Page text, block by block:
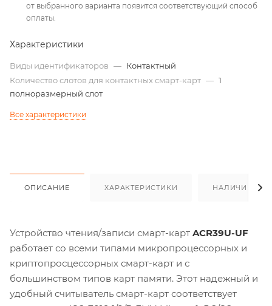
от выбранного варианта появится соответствующий способ
оплаты.
Характеристики
Виды идентификаторов — Контактный
Количество слотов для контактных смарт-карт — 1
полноразмерный слот
Все характеристики
ОПИСАНИЕ ХАРАКТЕРИСТИКИ НАЛИЧИЕ
Устройство чтения/записи смарт-карт ACR39U-UF
работает со всеми типами микропроцессорных и
криптопросцессорных смарт-карт и с
большинством типов карт памяти. Этот надежный и
удобный считыватель смарт-карт соответствует